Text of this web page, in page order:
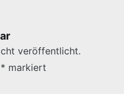
veröffentlicht.
* markiert